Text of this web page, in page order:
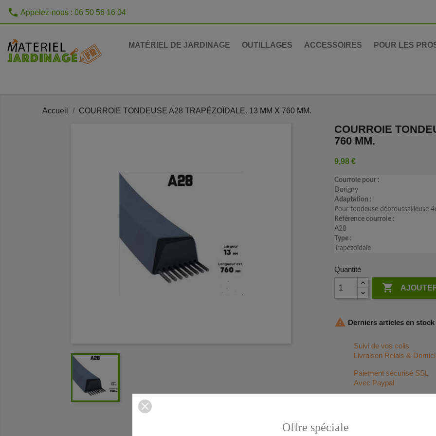
phone Appelez-nous : 06 50 56 16 04
MATÉRIEL DE JARDINAGE OUTILLAGES ACCESSOIRES POUR LES
Accueil COURROIE TONDEUSE A28 TRAPÉZOÏDALE. 13 MM X 760 MM.
COURROIE
760 MM.
9,98 €
Courroie pour :
Dorigny
Adaptation :
Pour tondeuse débroussailleuse
Référence courroie :
A28
Type :
Trapézoïdale
Quantité

 Derniers articles en stock
Suivi de vos colis
Livraison Relais &
Paiement sécurisé SSL
Avec Paypal
Offre spéciale